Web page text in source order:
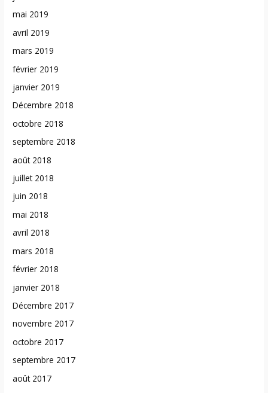
mai 2019
avril 2019
mars 2019
février 2019
janvier 2019
Décembre 2018
octobre 2018
septembre 2018
août 2018
juillet 2018
juin 2018
mai 2018
avril 2018
mars 2018
février 2018
janvier 2018
Décembre 2017
novembre 2017
octobre 2017
septembre 2017
août 2017